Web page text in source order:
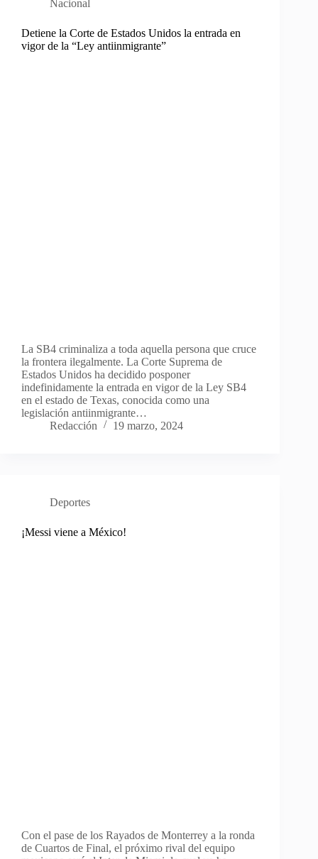
Nacional
Detiene la Corte de Estados Unidos la entrada en
vigor de la “Ley antiinmigrante”
La SB4 criminaliza a toda aquella persona que cruce
la frontera ilegalmente. La Corte Suprema de
Estados Unidos ha decidido posponer
indefinidamente la entrada en vigor de la Ley SB4
en el estado de Texas, conocida como una
legislación antiinmigrante…
Redacción
19 marzo, 2024
Deportes
¡Messi viene a México!
Con el pase de los Rayados de Monterrey a la ronda
de Cuartos de Final, el próximo rival del equipo